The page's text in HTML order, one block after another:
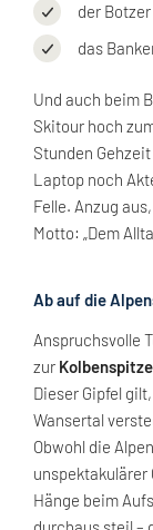
der Botzer
das
Und auch beim
Skitour hoch
Stunden
Laptop noch
Felle. Anzug
Motto: „Dem
Ab auf die
Anspruchsvolle
zur Kolbenspitze
Dieser Gipfel
Wansertal
Obwohl die
unspektakulärer
Hänge beim